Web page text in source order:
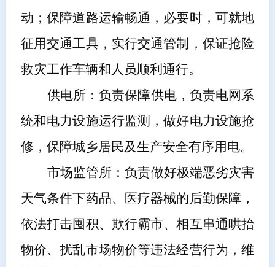
动；保障道路运输畅通，必要时，可就地
征用交通工具，实行交通管制，保证抢险
救灾工作车辆和人员顺利通行。
供电所 ：负责保障供电，负责电网系
统和电力设施运行监测，做好电力设施抢
修，保障城乡居民及生产安全有序用电。
市场监管所 ：负责做好极端恶劣灾害
天气条件下药品、医疗器械的后勤保障，
依法打击囤积、欺行霸市、相互串通哄抬
物价、扰乱市场物价等违法经营行为，维